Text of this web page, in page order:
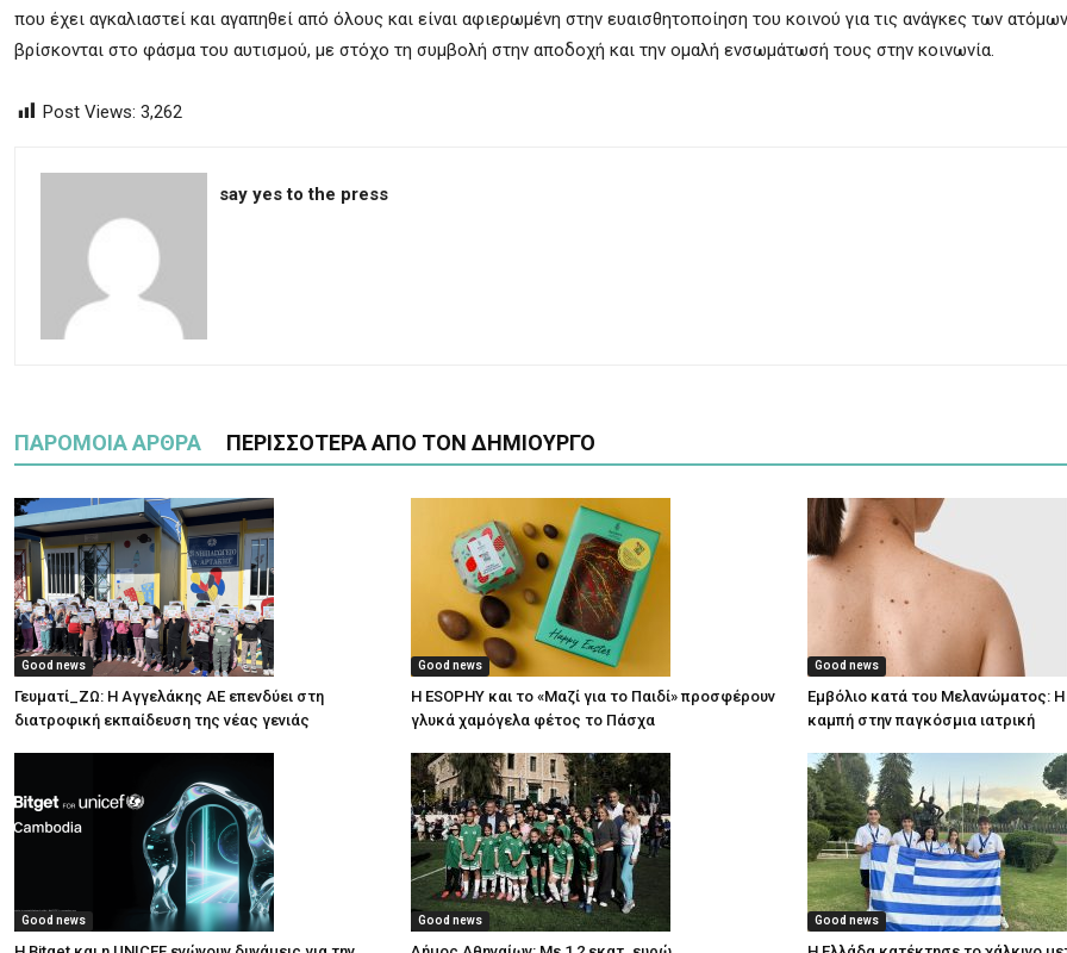
που έχει αγκαλιαστεί και αγαπηθεί από όλους και είναι αφιερωμένη στην ευαισθητοποίηση του κοινού για τις ανάγκες των
βρίσκονται στο φάσμα του αυτισμού, με στόχο τη συμβολή στην αποδοχή και την ομαλή ενσωμάτωσή τους στην κοινωνία.
Post Views: 3,262
say yes to the press
ΠΑΡΟΜΟΙΑ ΑΡΘΡΑ ΠΕΡΙΣΣΟΤΕΡΑ ΑΠΟ ΤΟΝ ΔΗΜΙΟΥΡΓΟ
Good news
Γευματί_ΖΩ: Η Αγγελάκης ΑΕ επενδύει στη
διατροφική εκπαίδευση της νέας γενιάς
Good news
Η ESOPHY και το «Μαζί για το Παιδί» προσφέρουν
γλυκά χαμόγελα φέτος το Πάσχα
Good news
Εμβόλιο κατά του Μελανώματος: Η
καμπή στην παγκόσμια ιατρική
Good news Good news Good news